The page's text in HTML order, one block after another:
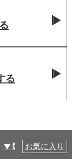
る
製品仕様
お気に入り